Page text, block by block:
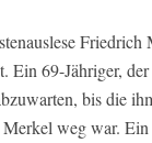
Friedrich
Ein 69-Jähriger,
bis die
weg war.